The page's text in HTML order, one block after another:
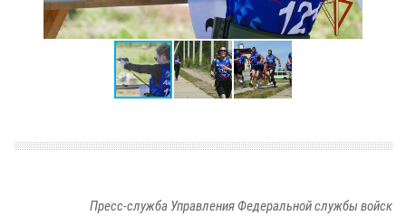
Пресс-служба Управления Федеральной службы войск